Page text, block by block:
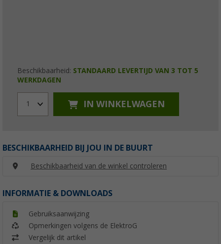
Beschikbaarheid: STANDAARD LEVERTIJD VAN 3 TOT 5
WERKDAGEN
1 IN WINKELWAGEN
BESCHIKBAARHEID BIJ JOU IN DE BUURT
Beschikbaarheid van de winkel controleren
INFORMATIE & DOWNLOADS
Gebruiksaanwijzing
Opmerkingen volgens de ElektroG
Vergelijk dit artikel